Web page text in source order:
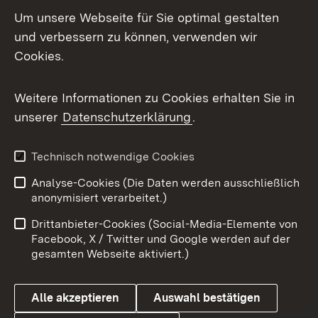
Facebook
X / Twitter
Youtube
Impressum
Kontakt
Barrierefreiheit
Datenschutz
Cookies
Um unsere Webseite für Sie optimal gestalten
und verbessern zu können, verwenden wir
Cookies.
Weitere Informationen zu Cookies erhalten Sie in
unserer Datenschutzerklärung.
Technisch notwendige Cookies
Analyse-Cookies (Die Daten werden ausschließlich
anonymisiert verarbeitet.)
Drittanbieter-Cookies (Social-Media-Elemente von
Facebook, X / Twitter und Google werden auf der
gesamten Webseite aktiviert.)
Alle akzeptieren Auswahl bestätigen